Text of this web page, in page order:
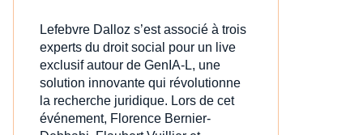
Lefebvre Dalloz s’est associé à trois
experts du droit social pour un live
exclusif autour de GenIA‑L, une
solution innovante qui révolutionne
la recherche juridique. Lors de cet
événement, Florence Bernier-